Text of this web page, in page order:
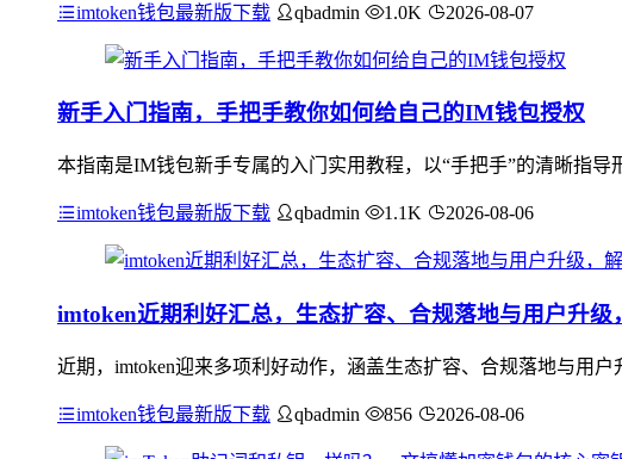
imtoken钱包最新版下载 qbadmin 1.0K 2026-08-07
新手入门指南，手把手教你如何给自己的IM钱包授权
本指南是IM钱包新手专属的入门实用教程，以“手把手”的清晰指
imtoken钱包最新版下载 qbadmin 1.1K 2026-08-06
imtoken近期利好汇总，生态扩容、合规落地与用户升级
近期，imtoken迎来多项利好动作，涵盖生态扩容、合规落地与用
imtoken钱包最新版下载 qbadmin 856 2026-08-06